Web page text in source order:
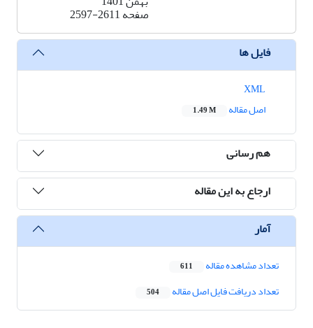
صفحه2597-2611
فایل ها
اصل مقاله
1.49 M
هم رسانی
ارجاع به این مقاله
آمار
تعداد مشاهده مقاله 611
تعداد دریافت فایل اصل مقاله 504